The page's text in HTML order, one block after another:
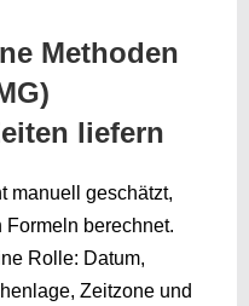
Methoden
liefern
manuell geschätzt,
berechnet.
Rolle: Datum,
Zeitzone und